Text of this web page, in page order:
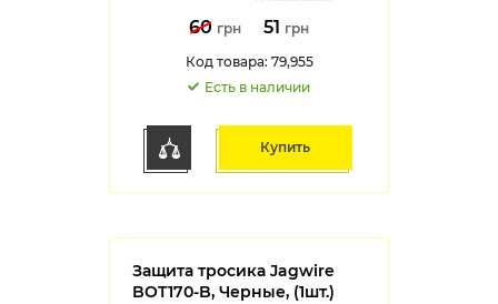
60 грн 51 грн
Код товара: 79,955
Есть в наличии
Купить
Защита тросика Jagwire
BOT170-B, Черные, (1шт.)